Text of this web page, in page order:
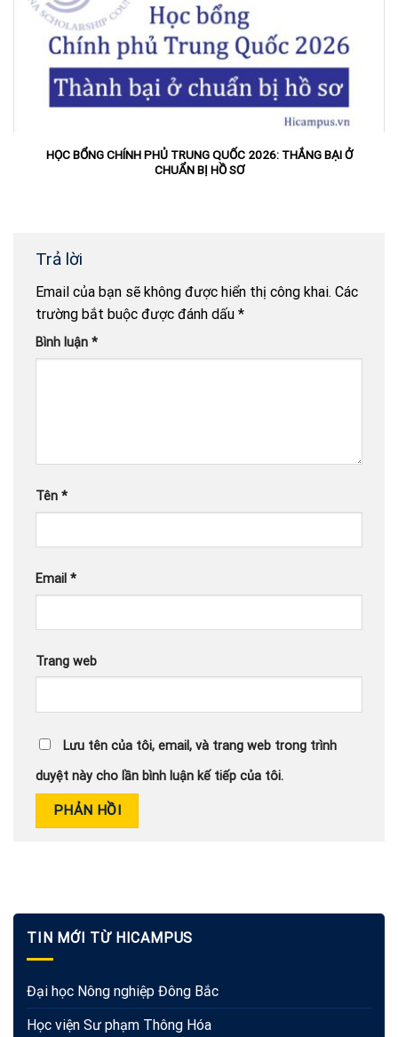
HỌC BỔNG CHÍNH PHỦ TRUNG QUỐC 2026: THẮNG BẠI Ở
CHUẨN BỊ HỒ SƠ
Trả lời
Email của bạn sẽ không được hiển thị công khai. Các
trường bắt buộc được đánh dấu *
Bình luận *
Tên *
Email *
Trang web
Lưu tên của tôi, email, và trang web trong trình
duyệt này cho lần bình luận kế tiếp của tôi.
TIN MỚI TỪ HICAMPUS
Đại học Nông nghiệp Đông Bắc
Học viện Sư phạm Thông Hóa